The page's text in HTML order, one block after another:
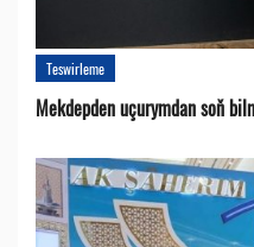
Teswirleme
Mekdepden uçurymdan soň